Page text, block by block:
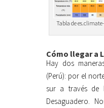
Tabla de
Cómo llegar a
Hay dos
(Perú): por el
sur a través de
Desaguadero.